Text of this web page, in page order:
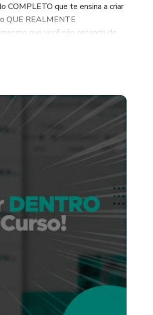
COMPLETO que te ensina a criar
QUE REALMENTE
que você não entenda de
Eu vou te ensinar tudo que
e Previsibilidade de
e inteligente de fazer vendas
te passar planos e estratégias
de Tráfego Pago. O que eu
aprenderam nos cursos de
esta cheia de cursos básicos
e não sabem ensinar
algoritmo, por isso, esse curso é